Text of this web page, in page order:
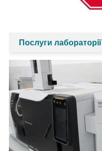
Послуги лабораторії